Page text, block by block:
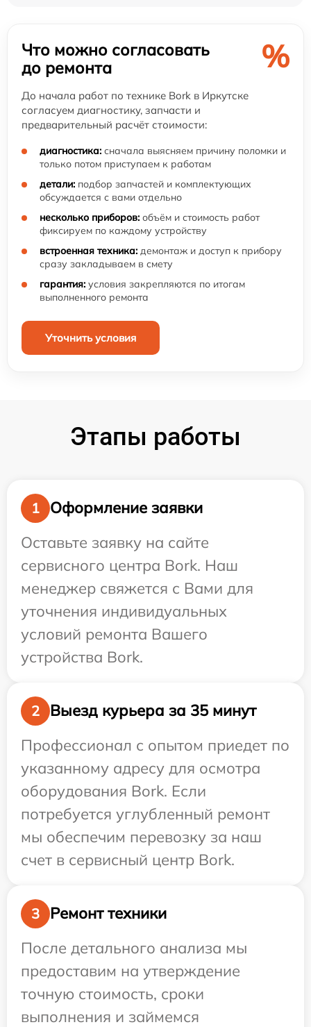
Что можно согласовать
до ремонта
%
До начала работ по технике Bork в Иркутске
согласуем диагностику, запчасти и
предварительный расчёт стоимости:
диагностика: сначала выясняем причину поломки и
только потом приступаем к работам
детали: подбор запчастей и комплектующих
обсуждается с вами отдельно
несколько приборов: объём и стоимость работ
фиксируем по каждому устройству
встроенная техника: демонтаж и доступ к прибору
сразу закладываем в смету
гарантия: условия закрепляются по итогам
выполненного ремонта
Уточнить условия
Этапы работы
1
Оформление заявки
Оставьте заявку на сайте
сервисного центра Bork. Наш
менеджер свяжется с Вами для
уточнения индивидуальных
условий ремонта Вашего
устройства Bork.
2
Выезд курьера за 35 минут
Профессионал с опытом приедет по
указанному адресу для осмотра
оборудования Bork. Если
потребуется углубленный ремонт
мы обеспечим перевозку за наш
счет в сервисный центр Bork.
3
Ремонт техники
После детального анализа мы
предоставим на утверждение
точную стоимость, сроки
выполнения и займемся